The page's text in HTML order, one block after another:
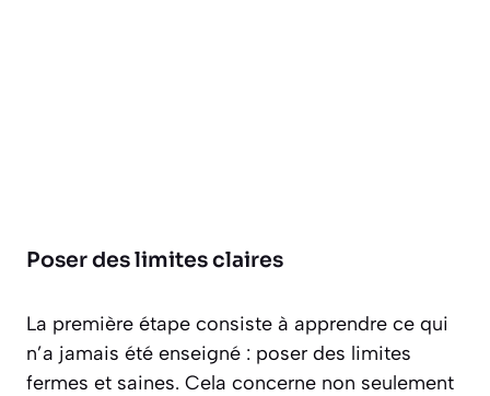
Poser des limites claires
La première étape consiste à apprendre ce qui
n’a jamais été enseigné : poser des limites
fermes et saines. Cela concerne non seulement